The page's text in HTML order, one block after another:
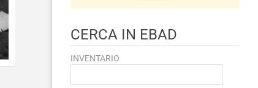
CERCA IN EBAD
INVENTARIO